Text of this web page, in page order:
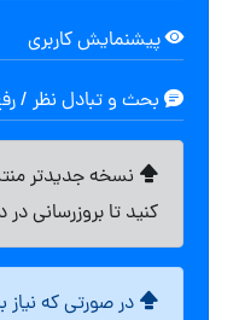
پیشنمایش کاربری
بحث و تبادل نظر /
نسخه جدیدتر
کنید تا بروزرسانی
در صورتی که